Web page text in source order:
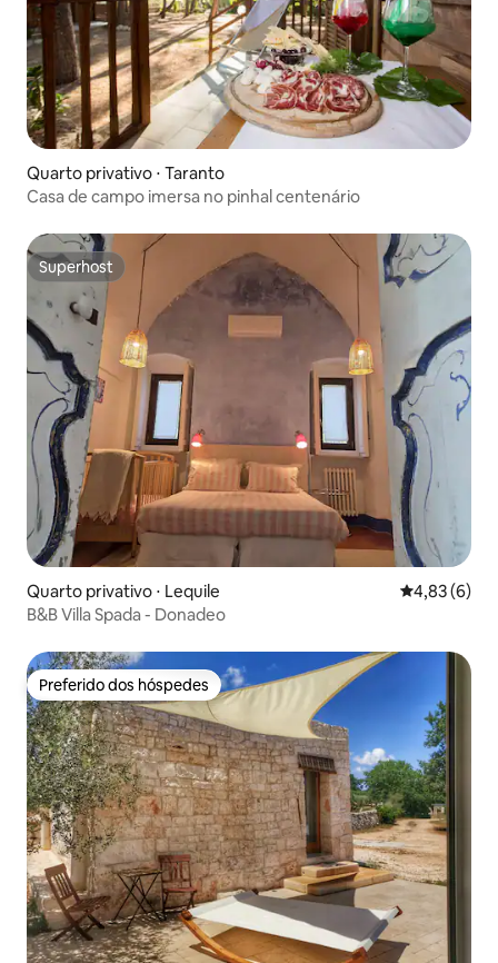
Quarto privativo ⋅ Taranto
Casa de campo imersa no pinhal centenário
Superhost
Superhost
Quarto privativo ⋅ Lequile 4,83 de uma
4,83 (6)
B&B Villa Spada - Donadeo
Preferido dos hóspedes
Preferido dos hóspedes